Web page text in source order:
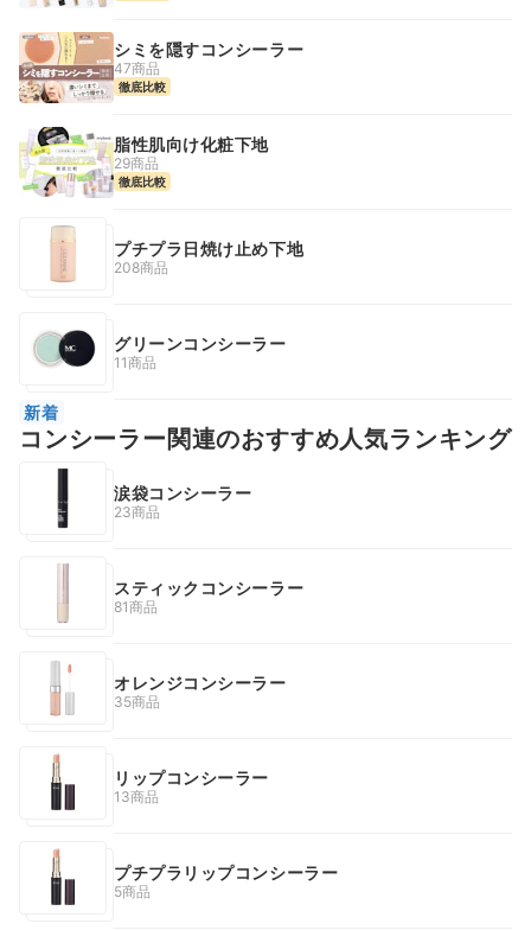
シミを隠すコンシーラー
47商品
徹底比較
脂性肌向け化粧下地
29商品
徹底比較
プチプラ日焼け止め下地
208商品
グリーンコンシーラー
11商品
新着
コンシーラー関連のおすすめ人気ランキング
涙袋コンシーラー
23商品
スティックコンシーラー
81商品
オレンジコンシーラー
35商品
リップコンシーラー
13商品
プチプラリップコンシーラー
5商品